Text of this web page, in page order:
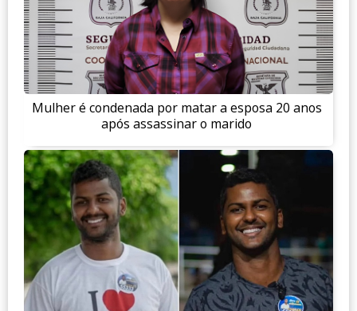
Mulher é condenada por matar a esposa 20 anos
após assassinar o marido